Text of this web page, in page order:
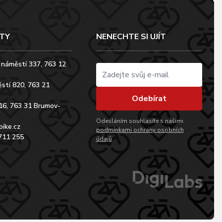
337, 763 12
820, 763 21
763 31 Brumov-
255
NENECHTE SI UJÍT
Odebírat
Odesláním souhlasíte s našimi
podmínkami ochrany osobních
údajů.